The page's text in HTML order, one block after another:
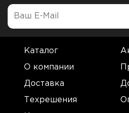
Каталог
О компании
Доставка
Техрешения